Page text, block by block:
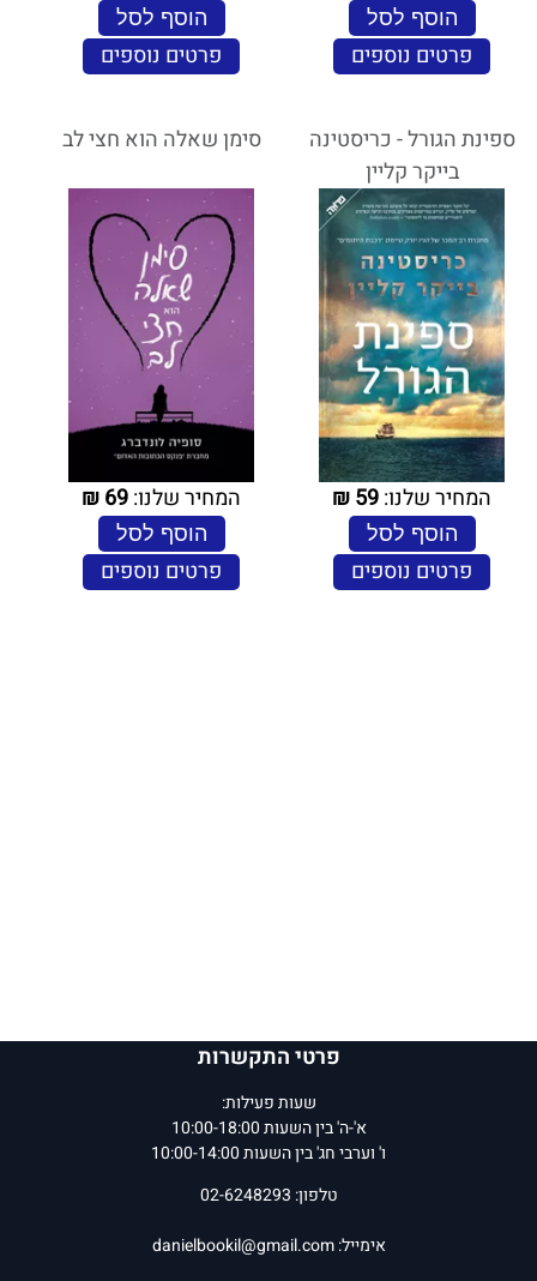
הוסף לסל
פרטים נוספים
הוסף לסל
פרטים נוספים
ספינת הגורל - כריסטינה
בייקר קליין
המחיר שלנו:59
₪
הוסף לסל
פרטים נוספים
סימן שאלה הוא חצי לב
המחיר שלנו:69
₪
הוסף לסל
פרטים נוספים
פרטי התקשרות
שעות פעילות:
א'-ה' בין השעות 10:00-18:00
ו' וערבי חג' בין השעות 10:00-14:00
טלפון: 02-6248293
אימייל:danielbookil@gmail.com